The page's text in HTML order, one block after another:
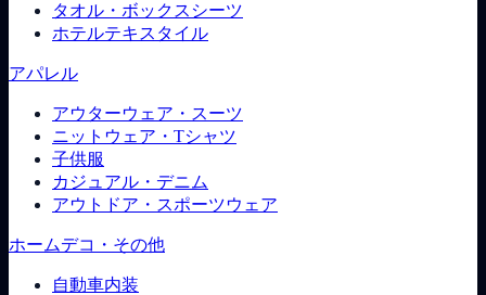
タオル・ボックスシーツ
ホテルテキスタイル
アパレル
アウターウェア・スーツ
ニットウェア・Tシャツ
子供服
カジュアル・デニム
アウトドア・スポーツウェア
ホームデコ・その他
自動車内装